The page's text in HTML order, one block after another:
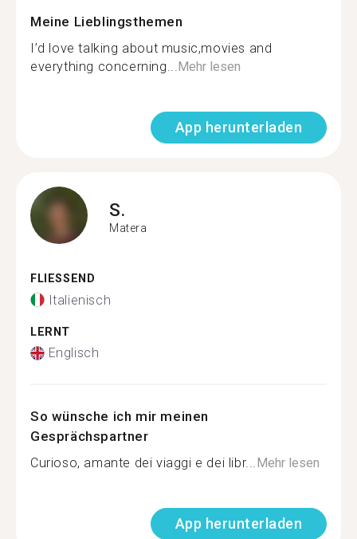
Meine Lieblingsthemen
I’d love talking about music,movies and
everything concerning...Mehr lesen
App herunterladen
S.
Matera
FLIESSEND
Italienisch
LERNT
Englisch
So wünsche ich mir meinen
Gesprächspartner
Curioso, amante dei viaggi e dei libr...Mehr lesen
App herunterladen